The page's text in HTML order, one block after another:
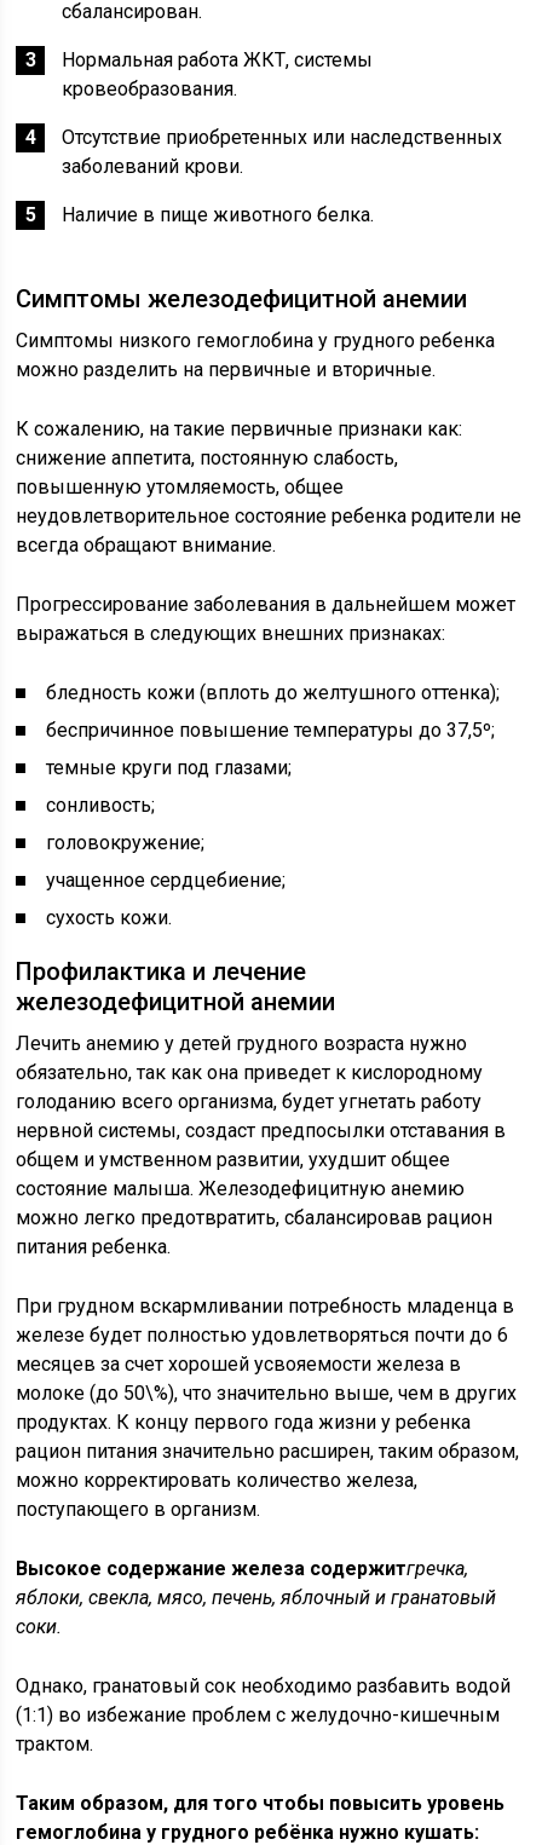
сбалансирован.
Нормальная работа ЖКТ, системы
кровеобразования.
Отсутствие приобретенных или наследственных
заболеваний крови.
Наличие в пище животного белка.
Симптомы железодефицитной анемии
Симптомы низкого гемоглобина у грудного ребенка
можно разделить на первичные и вторичные.
К сожалению, на такие первичные признаки как:
снижение аппетита, постоянную слабость,
повышенную утомляемость, общее
неудовлетворительное состояние ребенка родители не
всегда обращают внимание.
Прогрессирование заболевания в дальнейшем может
выражаться в следующих внешних признаках:
бледность кожи (вплоть до желтушного оттенка);
беспричинное повышение температуры до 37,5º;
темные круги под глазами;
сонливость;
головокружение;
учащенное сердцебиение;
сухость кожи.
Профилактика и лечение
железодефицитной анемии
Лечить анемию у детей грудного возраста нужно
обязательно, так как она приведет к кислородному
голоданию всего организма, будет угнетать работу
нервной системы, создаст предпосылки отставания в
общем и умственном развитии, ухудшит общее
состояние малыша. Железодефицитную анемию
можно легко предотвратить, сбалансировав рацион
питания ребенка.
При грудном вскармливании потребность младенца в
железе будет полностью удовлетворяться почти до 6
месяцев за счет хорошей усвояемости железа в
молоке (до 50\%), что значительно выше, чем в других
продуктах. К концу первого года жизни у ребенка
рацион питания значительно расширен, таким образом,
можно корректировать количество железа,
поступающего в организм.
Высокое содержание железа содержитгречка,
яблоки, свекла, мясо, печень, яблочный и гранатовый
соки.
Однако, гранатовый сок необходимо разбавить водой
(1:1) во избежание проблем с желудочно-кишечным
трактом.
Таким образом, для того чтобы повысить уровень
гемоглобина у грудного ребёнка нужно кушать: